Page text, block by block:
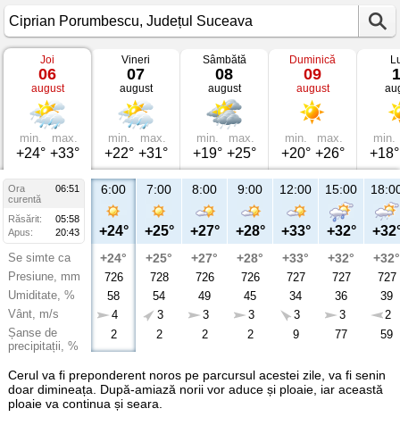
Vremea
Ciprian
Porumbescu
Județul
Suceava
Joi
06
august
min.
+24°
max.
+33°
Vineri
07
august
min.
+22°
max.
+31°
Sâmbătă
08
august
min.
+19°
max.
+25°
Duminică
09
august
min.
+20°
max.
+26°
min.
+18°
Ora
06:51
curentă
Răsărit:
05:58
Apus:
20:43
Se simte ca
Presiune, mm
Umiditate, %
Vânt, m/s
Șanse de
precipitații, %
6:00
+24°
+24°
726
58
4
2
7:00
+25°
+25°
728
54
3
2
8:00
+27°
+27°
726
49
3
2
9:00
+28°
+28°
726
45
3
2
12:00
+33°
+33°
727
34
3
9
15:00
+32°
+32°
727
36
3
77
+32°
727
39
2
59
Cerul va fi preponderent noros pe parcursul acestei zile, va fi senin
doar dimineața. După-amiază norii vor aduce și ploaie, iar această
ploaie va continua și seara.